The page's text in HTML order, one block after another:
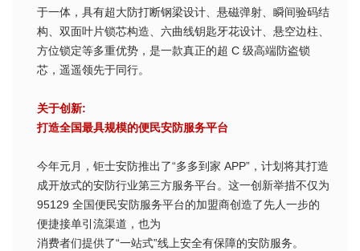
于一体，具有超大防打断钢梁设计、悬磁弹射、瞬间验码结
构、双面叶片锁芯构造、六曲线钥匙牙花设计、悬空边柱、
方位锁定等多重优势，是一款真正的超 C 级高端防盗锁
芯，遥遥领先于同行。
关于创新:
打造全国最具规模的便民安防服务平台
今年元月，钜士安防推出了“多多到家 APP”，计划将其打造
成开放式的安防行业第三方服务平台。这一创新举措不仅为
95129 全国便民安防服务平台的加盟商创造了先人一步的
便捷接单引流渠道，也为
消费者们提供了“一站式”线上安全有保障的安防服务。